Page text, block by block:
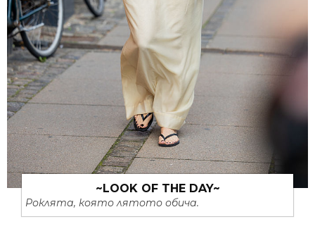
~LOOK OF THE DAY~
Роклята, която лятото обича.